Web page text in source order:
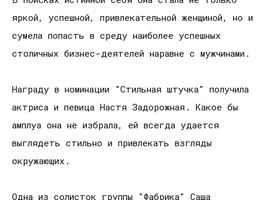
яркой, успешной, привлекательной женщиной, но и
сумела попасть в среду наиболее успешных
столичных бизнес-деятелей наравне с мужчинами.
Награду в номинации "Стильная штучка" получила
актриса и певица Настя Задорожная. Какое бы
амплуа она не избрала, ей всегда удается
выглядеть стильно и привлекать взгляды
окружающих.
Одна из солисток группы "Фабрика" Саша